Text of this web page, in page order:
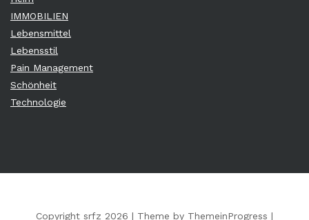
IMMOBILIEN
Lebensmittel
Lebensstil
Pain Management
Schönheit
Technologie
Copyright srfz 2026 | Theme by ThemeinProgress |